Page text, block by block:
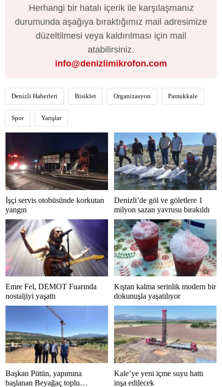
Herhangi bir hatalı içerik ile karşılaşmanız
durumunda aşağıya bıraktığımız mail adresimize
düzeltilmesi veya kaldırılması için mail
atabilirsiniz.
info@denizlimikrofon.com
Denizli Haberleri Bisiklet Organizasyon Pamukkale
Spor Yarışlar
İşçi servis otobüsünde korkutan
yangın
Denizli’de göl ve göletlere 1
milyon sazan yavrusu bırakıldı
Emre Fel, DEMOT Fuarında
nostaljiyi yaşattı
Kıştan kalma serinlik modern bir
dokunuşla yaşatılıyor
Başkan Pütün, yapımına
başlanan Beyağaç toplu
Kale’ye yeni içme suyu hattı
inşa edilecek